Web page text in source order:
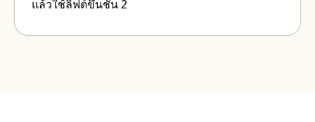
แล้วใช้ลิฟต์ขึ้นชั้น 2